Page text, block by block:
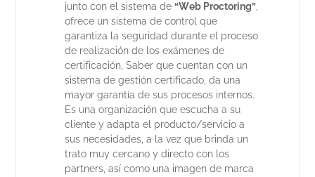
junto con el sistema de“Web Proctoring”
ofrece un sistema de control que
garantiza la seguridad durante el proceso
de realización de los exámenes de
certificación, Saber que cuentan con un
sistema de gestión certificado, da una
mayor garantía de sus procesos internos.
Es una organización que escucha a su
cliente y adapta el producto/servicio a
sus necesidades, a la vez que brinda un
trato muy cercano y directo con los
partners, así como una imagen de marca